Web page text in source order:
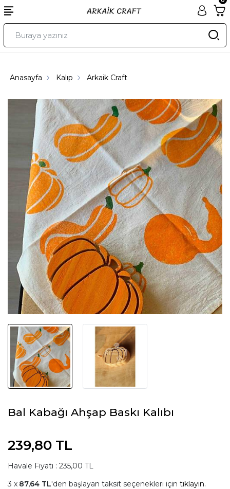
Anasayfa Kalıp Arkaik Craft
Bal Kabağı Ahşap Baskı Kalıbı
239,80 TL
Havale Fiyatı : 235,00 TL
87,64 TL'den başlayan taksit seçenekleri için tıklayın.